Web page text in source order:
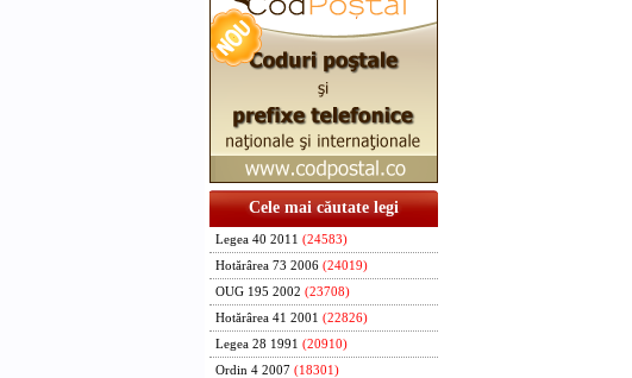
Cele mai căutate legi
Legea 40 2011 (24583)
Hotărârea 73 2006 (24019)
OUG 195 2002 (23708)
Hotărârea 41 2001 (22826)
Legea 28 1991 (20910)
Ordin 4 2007 (18301)